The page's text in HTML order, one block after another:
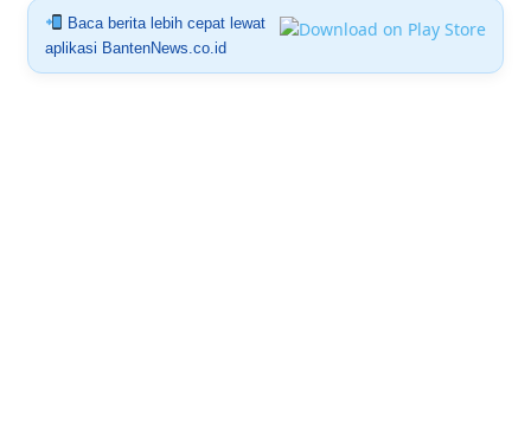
Baca berita lebih cepat lewat
aplikasi BantenNews.co.id